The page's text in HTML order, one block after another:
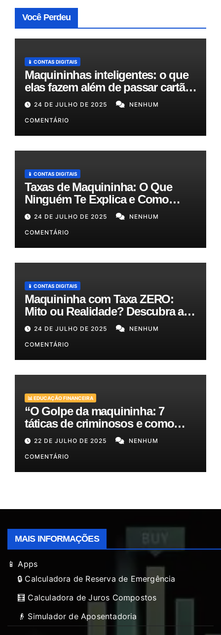
Você Perdeu
📱 CONTAS DIGITAIS
Maquininhas inteligentes: o que
elas fazem além de passar cartão
e como podem otimizar sua
gestão!
24 DE JULHO DE 2025 NENHUM
COMENTÁRIO
📱 CONTAS DIGITAIS
Taxas de Maquininha: O Que
Ninguém Te Explica e Como
Reduzir Seus Custos em Até
50%!
24 DE JULHO DE 2025 NENHUM
COMENTÁRIO
📱 CONTAS DIGITAIS
Maquininha com Taxa ZERO:
Mito ou Realidade? Descubra as
Melhores Opções para o Seu
Bolso!
24 DE JULHO DE 2025 NENHUM
COMENTÁRIO
📊 EDUCAÇÃO FINANCEIRA
“O Golpe da maquininha: 7
táticas de criminosos e como
proteger seu dinheiro e seus
clientes!”
22 DE JULHO DE 2025 NENHUM
COMENTÁRIO
MAIS INFORMAÇÕES
📱 Apps
🔒 Calculadora de Reserva de Emergência
🧮 Calculadora de Juros Compostos
👴 Simulador de Aposentadoria